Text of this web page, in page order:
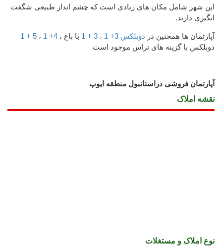
این شهر شامل مکان های زیادی است که چشم انداز طبیعی شگفت
انگیزی دارند.
آپارتمان ها همچنین در دوبلکس 3+ 1 ، 3 + 1 با باغ ، 4+ 1 ،
دوبلکس با گزینه های تراس موجود است
آپارتمان فروشی دراستانبول منطقه ایوپ
نقشه املاک
نوع املاک و مستغلات